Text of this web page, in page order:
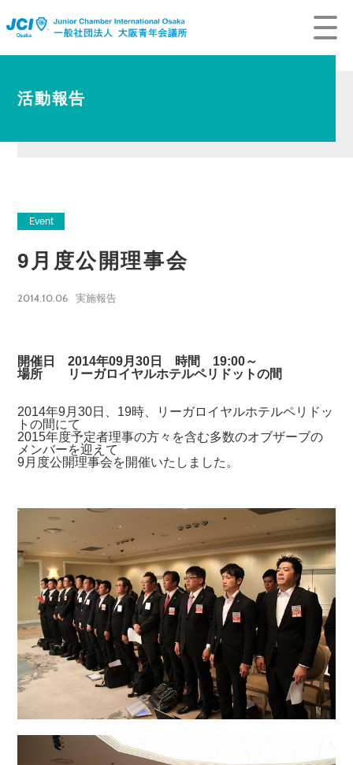
活動報告
Event
9月度公開理事会
2014.10.06 実施報告
開催日 2014年09月30日 時間 19:00～
場所 リーガロイヤルホテルペリドットの間
2014年9月30日、19時、リーガロイヤルホテルペリドッ
トの間にて
2015年度予定者理事の方々を含む多数のオブザーブの
メンバーを迎えて
9月度公開理事会を開催いたしました。